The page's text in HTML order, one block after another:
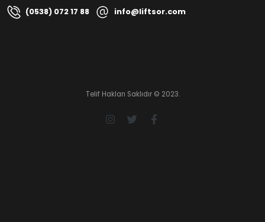
(0538) 072 17 88 info@liftsor.com
Telif Hakları Saklıdır © 2023.